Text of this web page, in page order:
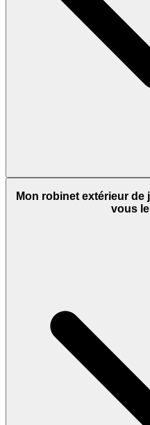
Mon robinet extérieur de
vous